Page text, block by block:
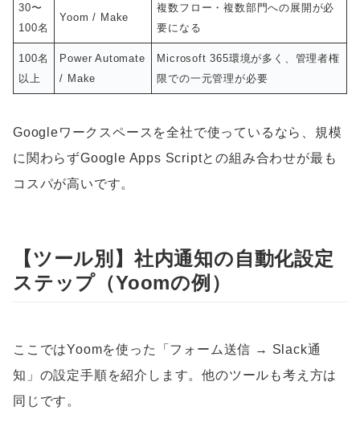
30〜
100名
Yoom / Make
複数フロー・複数部門への展開が必
要になる
100名
以上
Power Automate
/ Make
Microsoft 365環境が多く、管理者権
限での一元管理が必要
Googleワークスペースを全社で使っているなら、規模
に関わらずGoogle Apps Scriptとの組み合わせが最も
コスパが高いです。
【ツール別】社内通知の自動化設定
ステップ（Yoomの例）
ここではYoomを使った「フォーム送信 → Slack通
知」の設定手順を紹介します。他のツールも考え方は
同じです。